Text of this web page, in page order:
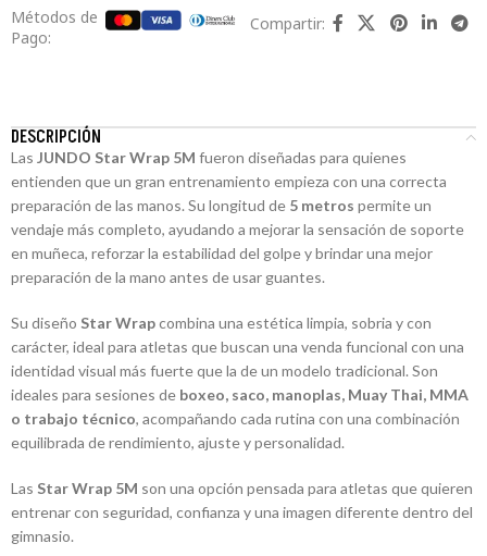
Métodos de
Pago:
Compartir:
DESCRIPCIÓN
Las JUNDO Star Wrap 5M fueron diseñadas para quienes
entienden que un gran entrenamiento empieza con una correcta
preparación de las manos. Su longitud de 5 metros permite un
vendaje más completo, ayudando a mejorar la sensación de soporte
en muñeca, reforzar la estabilidad del golpe y brindar una mejor
preparación de la mano antes de usar guantes.
Su diseño Star Wrapcombina una estética limpia, sobria y con
carácter, ideal para atletas que buscan una venda funcional con una
identidad visual más fuerte que la de un modelo tradicional. Son
ideales para sesiones de boxeo, saco, manoplas, Muay Thai, MMA
o trabajo técnico, acompañando cada rutina con una combinación
equilibrada de rendimiento, ajuste y personalidad.
Las Star Wrap 5M son una opción pensada para atletas que quieren
entrenar con seguridad, confianza y una imagen diferente dentro del
gimnasio.